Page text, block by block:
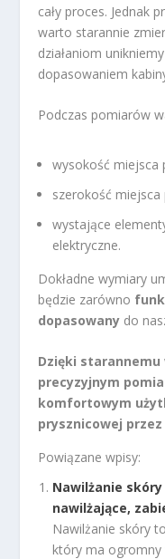
cały proces. Jednak
warto starannie
działaniom
dopasowaniem
Podczas pomiarów
wysokość miejsca
szerokość miejsca
wystające
elektryczne.
Dokładne wymiary
będzie zarówno
dopasowany do
Dzięki
precyzyjnym
komfortowym
prysznicowej przez
Powiązane wpisy:
Nawilżanie
nawilżające,
Nawilżanie skóry
który ma ogromny